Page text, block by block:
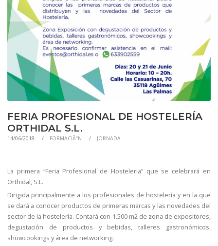
FERIA PROFESIONAL DE HOSTELERÍA
ORTHIDAL S.L.
14/06/2018 FORMACIÃ“N JORNADA
La primera “Feria Profesional de Hosteleria” que se celebrará en
Orthidal, S.L.
Dirigida principalmente a los profesionales de hostelería y en la que
se dará a conocer productos de primeras marcas y las novedades del
sector de la hostelería. Contará con 1.500 m2 de zona de expositores,
degustación de productos y bebidas, talleres gastronómicos,
showcookings y área de networking.